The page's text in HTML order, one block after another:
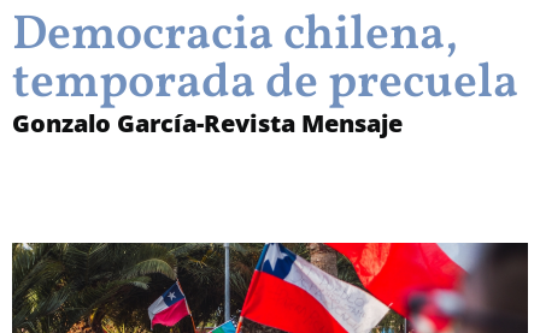
Democracia chilena,
temporada de precuela
Gonzalo García-Revista Mensaje